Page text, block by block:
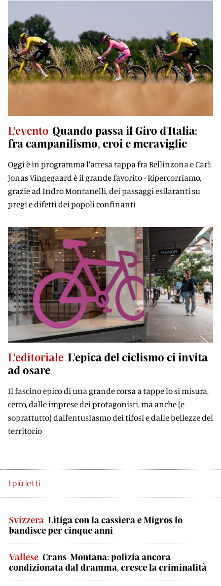
L'evento Quando passa il Giro d'Italia:
fra campanilismo, eroi e meraviglie
Oggi è in programma l'attesa tappa fra Bellinzona e Carì:
Jonas Vingegaard è il grande favorito - Ripercorriamo,
grazie ad Indro Montanelli, dei passaggi esilaranti su
pregi e difetti dei popoli confinanti
L'editoriale L'epica del ciclismo ci invita
ad osare
Il fascino epico di una grande corsa a tappe lo si misura,
certo, dalle imprese dei protagonisti, ma anche (e
soprattutto) dall’entusiasmo dei tifosi e dalle bellezze del
territorio
I più letti
Svizzera Litiga con la cassiera e Migros lo
bandisce per cinque anni
Vallese Crans-Montana: polizia ancora
condizionata dal dramma, cresce la criminalità